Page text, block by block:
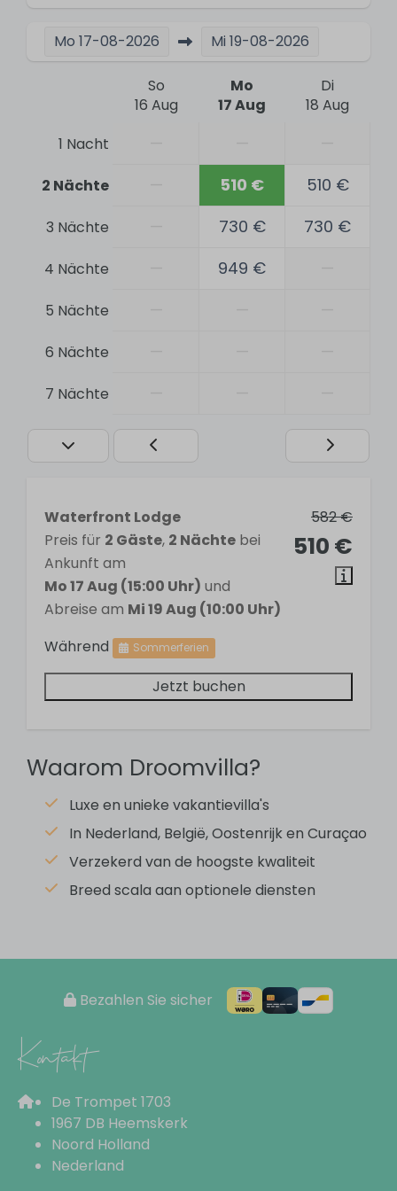
Charging station for electric vehicles
Reception
Vissen
Swimming
Bicycling
Carbon monoxide detector
Allgemein
Pets
Air conditioning
Car-free
Non-smoking
Badezimmer
1 bathroom
Sink
Shower
Schlafzimmer
2 bedrooms
Double bed: 1
Two single beds: 1
Refrigerator-freezer combination
Extractor hood
Microwave oven
Kettle
Pans
Crockery
Mo 17-08-2026 Mi 19-08-2026
So
16 Aug
Mo
17 Aug
Di
18 Aug
1 Nacht
2 Nächte 510 € 510 €
3 Nächte 730 € 730 €
4 Nächte 949 €
5 Nächte
6 Nächte
7 Nächte
582 €
510 €
Waterfront Lodge
Preis für 2 Gäste, 2 Nächte bei
Ankunft am
Mo 17 Aug (15:00 Uhr) und
Abreise am Mi 19 Aug (10:00 Uhr)
Während
Sommerferien
Jetzt buchen
Waarom Droomvilla?
Luxe en unieke vakantievilla's
In Nederland, België, Oostenrijk en Curaçao
Verzekerd van de hoogste kwaliteit
Breed scala aan optionele diensten
Bezahlen Sie sicher
Kontakt
De Trompet 1703
1967 DB Heemskerk
Noord Holland
Nederland